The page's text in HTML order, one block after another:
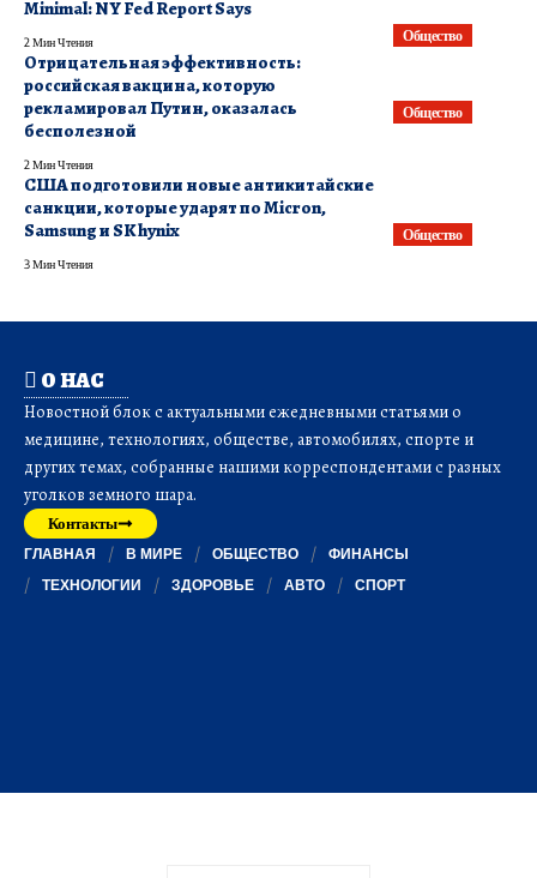
Общество
Minimal: NY Fed Report Says
2 Мин Чтения
Общество
​Отрицательная эффективность:
российская вакцина, которую
рекламировал Путин, оказалась
бесполезной
2 Мин Чтения
Общество
США подготовили новые антикитайские
санкции, которые ударят по Micron,
Samsung и SK hynix
3 Мин Чтения
О НАС
Новостной блок с актуальными ежедневными статьями о
медицине, технологиях, обществе, автомобилях, спорте и
других темах, собранные нашими корреспондентами с разных
уголков земного шара.
Контакты
ГЛАВНАЯ В МИРЕ ОБЩЕСТВО
ФИНАНСЫ
ТЕХНОЛОГИИ
ЗДОРОВЬЕ АВТО СПОРТ